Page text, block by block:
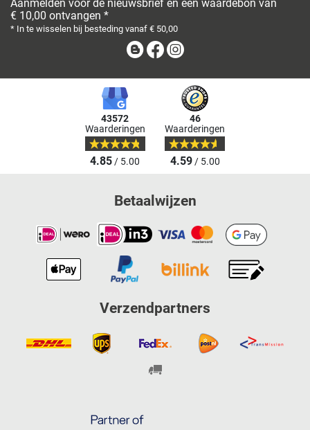
Aanmelden voor de nieuwsbrief en een waardebon van
€ 10,00 ontvangen *
* In te wisselen bij besteding vanaf € 50,00
BlogFacebook
43572
Waarderingen
4.85/ 5.00
46
Waarderingen
4.59/ 5.00
Betaalwijzen
Verzendpartners